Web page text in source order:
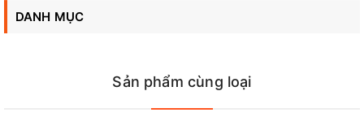
DANH MỤC
Sản phẩm cùng loại